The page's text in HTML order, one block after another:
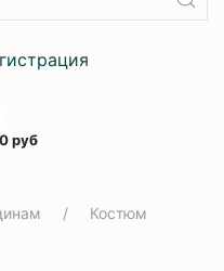
0 руб
Костюм